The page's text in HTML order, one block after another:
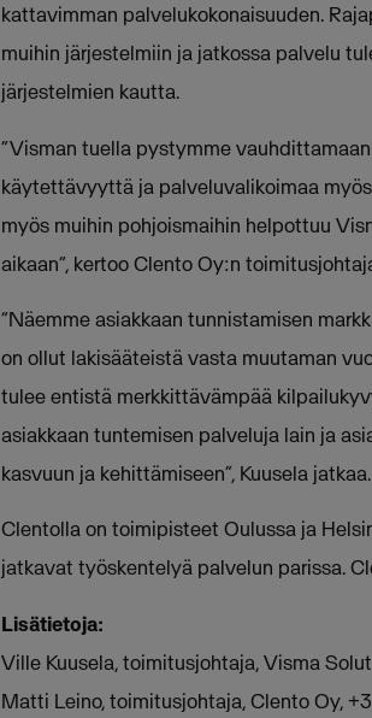
kattavimman palvelukokonaisuuden.
muihin järjestelmiin ja jatkossa palvelu
järjestelmien kautta.
“Visman tuella pystymme
käytettävyyttä ja palveluvalikoimaa
myös muihin pohjoismaihin helpottuu
aikaan“, kertoo Clento Oy:n
“Näemme asiakkaan tunnistamisen
on ollut lakisääteistä vasta muutaman
tulee entistä merkkittävämpää
asiakkaan tuntemisen palveluja lain ja
kasvuun ja kehittämiseen”, Kuusela jatkaa.
Clentolla on toimipisteet Oulussa ja
jatkavat työskentelyä palvelun parissa.
Lisätietoja:
Ville Kuusela, toimitusjohtaja, Visma
Matti Leino, toimitusjohtaja, Clento Oy,